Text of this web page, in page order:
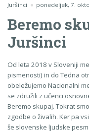
Juršinci ponedeljek, 7.
Beremo
Juršinci
Od leta 2018 v Sloveniji
pismenosti) in do Tedna
obeležujemo Nacionalni
se združili z učenci
Beremo skupaj. Tokrat
zgodbe o živalih. Ker pa
še slovenske ljudske